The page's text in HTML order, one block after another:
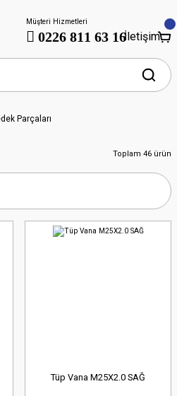
Müşteri Hizmetleri
0226 811 63 16İletişim
Parçaları
Toplam 46 ürün
Tüp Vana M25X2.0 SAĞ